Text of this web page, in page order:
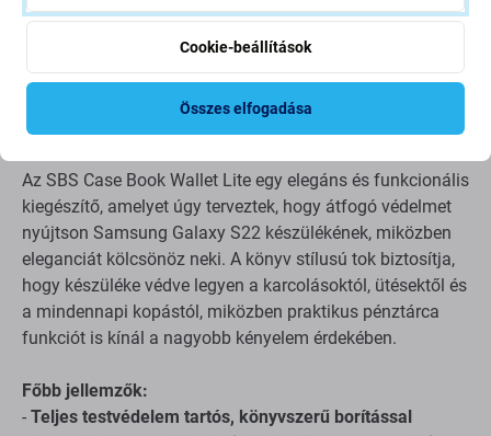
SBS - Case Book Wallet Lite Samsung
Galaxy S22 készülékhez, fekete
Az SBS Case Book Wallet Lite egy elegáns és funkcionális
kiegészítő, amelyet úgy terveztek, hogy átfogó védelmet
nyújtson Samsung Galaxy S22 készülékének, miközben
eleganciát kölcsönöz neki. A könyv stílusú tok biztosítja,
hogy készüléke védve legyen a karcolásoktól, ütésektől és
a mindennapi kopástól, miközben praktikus pénztárca
funkciót is kínál a nagyobb kényelem érdekében.
Főbb jellemzők:
- Teljes testvédelem tartós, könyvszerű borítással
Cookie-beállítások
Összes elfogadása